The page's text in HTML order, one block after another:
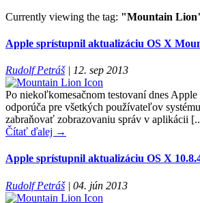
Currently viewing the tag: "Mountain
Apple sprístupnil aktualizáciu OS X
Rudolf Petráš| 12. sep 2013
Po niekoľkomesačnom testovaní dnes
odporúča pre všetkých používateľov
zabraňovať zobrazovaniu správ v aplikácii
Čítať ďalej →
Apple sprístupnil aktualizáciu OS X
Rudolf Petráš| 04. jún 2013